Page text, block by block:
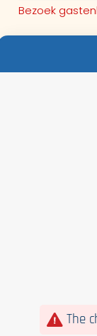
Bezoek
The